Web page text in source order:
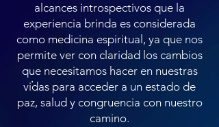
alcances introspectivos que la
experiencia brinda es considerada
como medicina espiritual, ya que nos
permite ver con claridad los cambios
que necesitamos hacer en nuestras
vidas para acceder a un estado de
paz, salud y congruencia con nuestro
camino.